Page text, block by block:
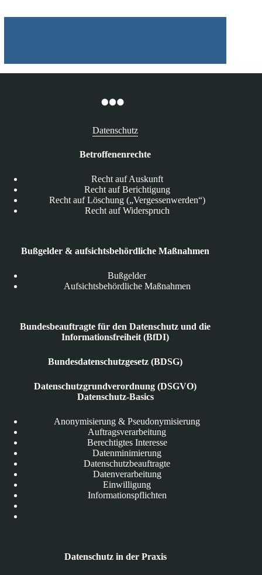
Datenschutz
Betroffenenrechte
Recht auf Auskunft
Recht auf Berichtigung
Recht auf Löschung („Vergessenwerden“)
Recht auf Widerspruch
Bußgelder & aufsichtsbehördliche Maßnahmen
Bußgelder
Aufsichtsbehördliche Maßnahmen
Bundesbeauftragte für den Datenschutz und die
Informationsfreiheit (BfDI)
Bundesdatenschutzgesetz (BDSG)
Datenschutzgrundverordnung (DSGVO)
Datenschutz-Basics
Anonymisierung & Pseudonymisierung
Auftragsverarbeitung
Berechtigtes Interesse
Datenminimierung
Datenschutzbeauftragte
Datenverarbeitung
Einwilligung
Informationspflichten
Datenschutz in der Praxis